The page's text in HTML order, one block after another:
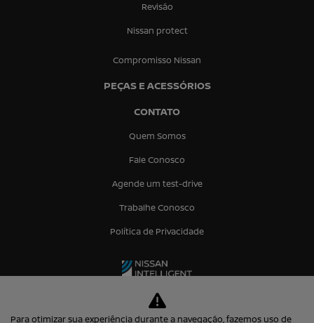
Revisão
Nissan protect
Compromisso Nissan
PEÇAS E ACESSÓRIOS
CONTATO
Quem Somos
Fale Conosco
Agende um test-drive
Trabalhe Conosco
Política de Privacidade
Para otimizar sua experiência durante a navegação, fazemos uso de